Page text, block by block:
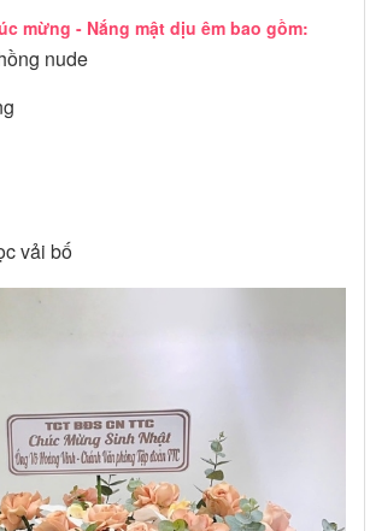
mừng - Nắng mật dịu êm bao gồm:
nude
vải bố